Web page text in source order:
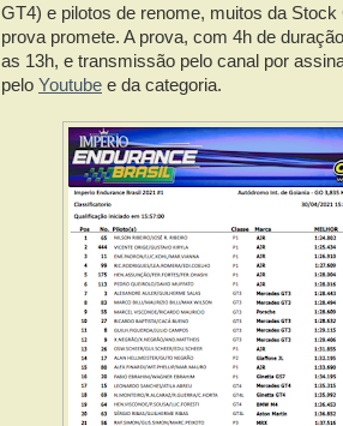
GT4) e pilotos de renome, muitos da Stock
prova promete. A prova, com 4h de
as 13h, e transmissão pelo canal por
pelo Youtube e da categoria.